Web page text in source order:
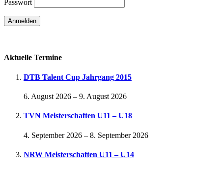
Passwort
Aktuelle Termine
DTB Talent Cup Jahrgang 2015
6. August 2026 – 9. August 2026
TVN Meisterschaften U11 – U18
4. September 2026 – 8. September 2026
NRW Meisterschaften U11 – U14